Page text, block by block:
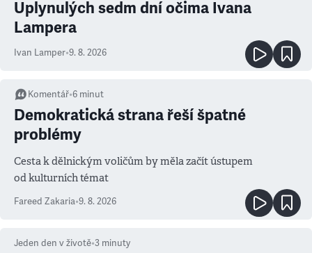
Uplynulých sedm dní očima Ivana
Lampera
Ivan Lamper•9. 8. 2026
Komentář•6 minut
Demokratická strana řeší špatné
problémy
Cesta k dělnickým voličům by měla začít ústupem
od kulturních témat
Fareed Zakaria•9. 8. 2026
Jeden den v životě•3 minuty